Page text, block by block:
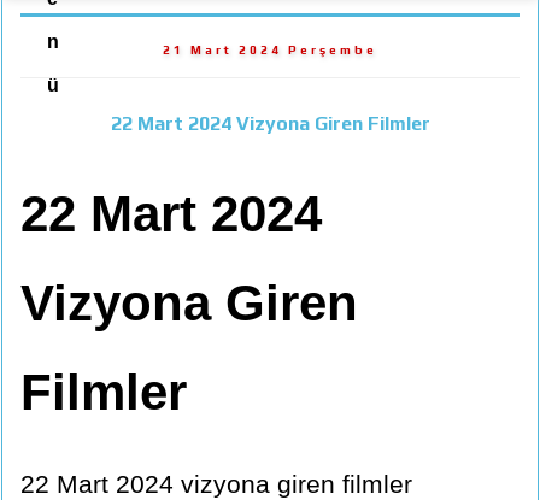
n
ü
21 Mart 2024 Perşembe
22 Mart 2024 Vizyona Giren Filmler
22 Mart 2024
Vizyona Giren
Filmler
22 Mart 2024 vizyona giren filmler